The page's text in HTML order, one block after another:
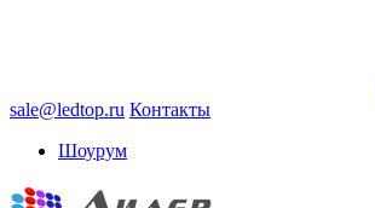
sale@ledtop.ru Контакты
Шоурум